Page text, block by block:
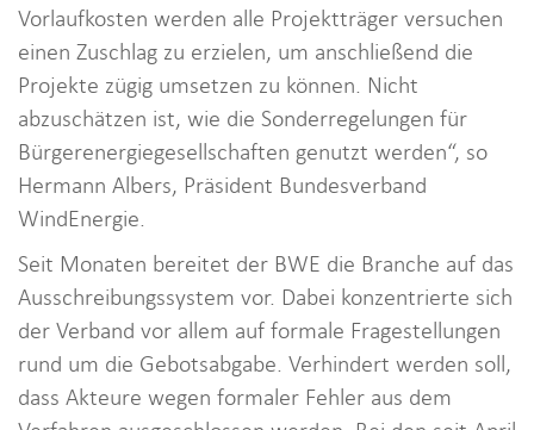
Vorlaufkosten werden alle Projektträger versuchen
einen Zuschlag zu erzielen, um anschließend die
Projekte zügig umsetzen zu können. Nicht
abzuschätzen ist, wie die Sonderregelungen für
Bürgerenergiegesellschaften genutzt werden“, so
Hermann Albers, Präsident Bundesverband
WindEnergie.
Seit Monaten bereitet der BWE die Branche auf das
Ausschreibungssystem vor. Dabei konzentrierte sich
der Verband vor allem auf formale Fragestellungen
rund um die Gebotsabgabe. Verhindert werden soll,
dass Akteure wegen formaler Fehler aus dem